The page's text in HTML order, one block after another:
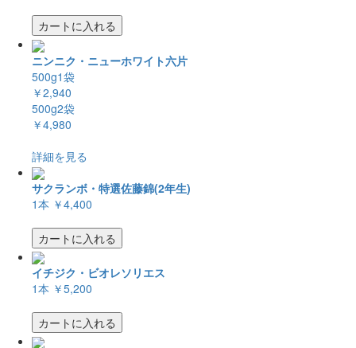
カートに入れる
ニンニク・ニューホワイト六片
500g1袋
￥2,940
500g2袋
￥4,980
詳細を見る
サクランボ・特選佐藤錦(2年生)
1本 ￥4,400
カートに入れる
イチジク・ビオレソリエス
1本 ￥5,200
カートに入れる